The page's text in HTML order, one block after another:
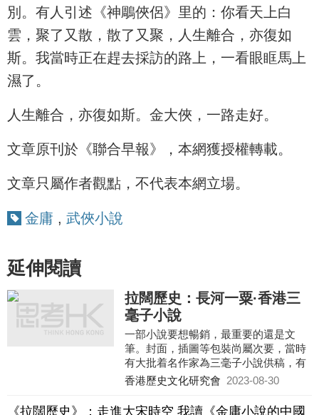
別。有人引述《神鵰俠侶》里的：你看天上白
雲，聚了又散，散了又聚，人生離合，亦復如
斯。我當時正在趕去採訪的路上，一看眼眶馬上
濕了。
人生離合，亦復如斯。金大俠，一路走好。
文章原刊於《聯合早報》，本網獲授權轉載。
文章只屬作者觀點，不代表本網立場。
金庸 , 武俠小說
延伸閱讀
拉闊歷史：長河一粟·香港三
毫子小說
一部小說要想暢銷，最重要的還是文
筆。封面，插圖等包裝尚屬次要，當時
有大批着名作家為三毫子小說供稿，有
的會用廣受認知的筆名，有的會用真
維陵、齊桓等。他們在文藝界聲名鵲
香港歷史文化研究會 2023-08-30
《拉闊歷史》：走進大宋時空 我讀《金庸小說的中國